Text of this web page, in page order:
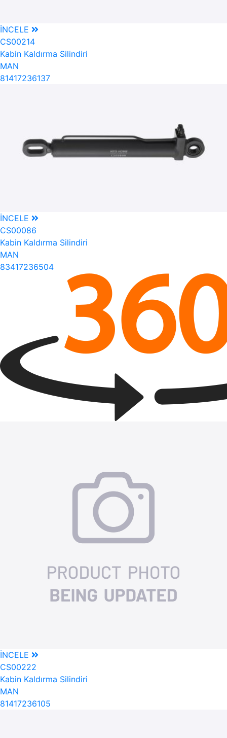
İNCELE
CS00214
Kabin Kaldırma Silindiri
MAN
81417236137
İNCELE
CS00086
Kabin Kaldırma Silindiri
MAN
83417236504
İNCELE
CS00222
Kabin Kaldırma Silindiri
MAN
81417236105